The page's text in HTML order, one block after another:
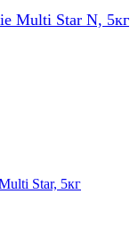
Multi Star N, 5кг